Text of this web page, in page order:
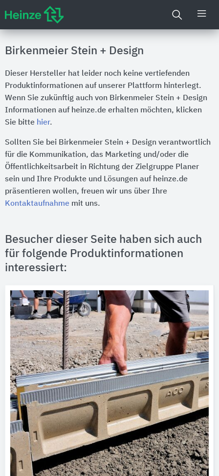
Birkenmeier Stein + Design
Dieser Hersteller hat leider noch keine vertiefenden
Produktinformationen auf unserer Plattform hinterlegt.
Wenn Sie zukünftig auch von Birkenmeier Stein + Design
Informationen auf heinze.de erhalten möchten, klicken
Sie bitte hier.
Sollten Sie bei Birkenmeier Stein + Design verantwortlich
für die Kommunikation, das Marketing und/oder die
Öffentlichkeitsarbeit in Richtung der Zielgruppe Planer
sein und Ihre Produkte und Lösungen auf heinze.de
präsentieren wollen, freuen wir uns über Ihre
Kontaktaufnahme mit uns.
Besucher dieser Seite haben sich auch
für folgende Produktinformationen
interessiert: